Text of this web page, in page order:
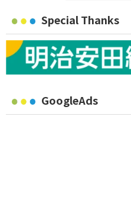
Special Thanks
GoogleAds